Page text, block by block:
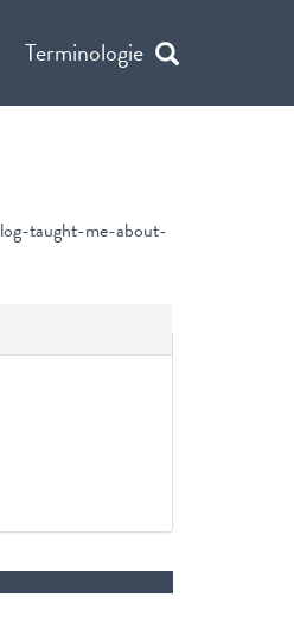
Terminologie
taught-me-about-